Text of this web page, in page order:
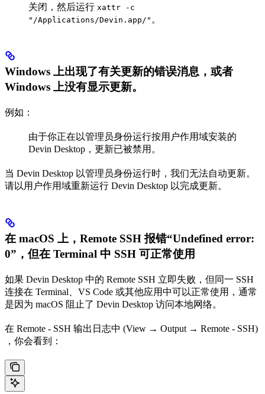
关闭，然后运行 xattr -c
"/Applications/Devin.app/" 。
Windows 上出现了有关更新的错误消息，或者
Windows 上没有显示更新。
例如：
由于你正在以管理员身份运行按用户作用域安装的
Devin Desktop，更新已被禁用。
当 Devin Desktop 以管理员身份运行时，我们无法自动更新。
请以用户作用域重新运行 Devin Desktop 以完成更新。
在 macOS 上，Remote SSH 报错“Undefined error:
0”，但在 Terminal 中 SSH 可正常使用
如果 Devin Desktop 中的 Remote SSH 立即失败，但同一 SSH
连接在 Terminal、VS Code 或其他应用中可以正常使用，通常
是因为 macOS 阻止了 Devin Desktop 访问本地网络。
在 Remote - SSH 输出日志中 (View → Output → Remote - SSH)
，你会看到：